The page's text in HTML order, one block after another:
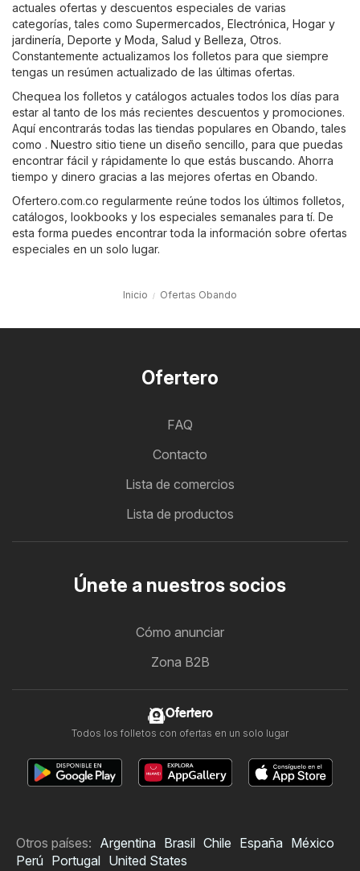
actuales ofertas y descuentos especiales de varias
categorías, tales como Supermercados Electrónica Hogar y
jardinería Deporte y Moda Salud y Belleza Otros.
Constantemente actualizamos los folletos para que siempre
tengas un resúmen actualizado de las últimas ofertas.
Chequea los folletos y catálogos actuales todos los días para
estar al tanto de los más recientes descuentos y promociones.
Aquí encontrarás todas las tiendas populares en Obando, tales
como . Nuestro sitio tiene un diseño sencillo, para que puedas
encontrar fácil y rápidamente lo que estás buscando. Ahorra
tiempo y dinero gracias a las mejores ofertas en Obando.
Ofertero.com.co regularmente reúne todos los últimos folletos,
catálogos, lookbooks y los especiales semanales para tí. De
esta forma puedes encontrar toda la información sobre ofertas
especiales en un solo lugar.
Inicio Ofertas Obando
Ofertero
FAQ
Contacto
Lista de comercios
Lista de productos
Únete a nuestros socios
Cómo anunciar
Zona B2B
Ofertero
Todos los folletos con ofertas en un solo lugar
Otros países: Argentina Brasil Chile España México
Perú Portugal United States